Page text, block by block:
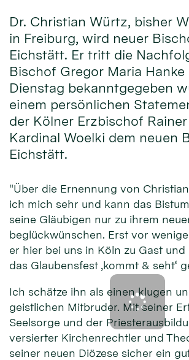
Dr. Christian Würtz, bisher
in Freiburg, wird neuer
Eichstätt. Er tritt die
Bischof Gregor Maria Hanke
Dienstag bekanntgegeben
einem persönlichen
der Kölner Erzbischof
Kardinal Woelki dem neuen
Eichstätt.
"Über die Ernennung von
ich mich sehr und kann das
seine Gläubigen nur zu ihrem
beglückwünschen. Erst vor
er hier bei uns in Köln zu Gast
das Glaubensfest ‚kommt & seht‘
Ich schätze ihn als einen klugen
geistlichen Mitbruder. Mit seiner
Seelsorge und der
versierter Kirchenrechtler und
seiner neuen Diözese sicher ein